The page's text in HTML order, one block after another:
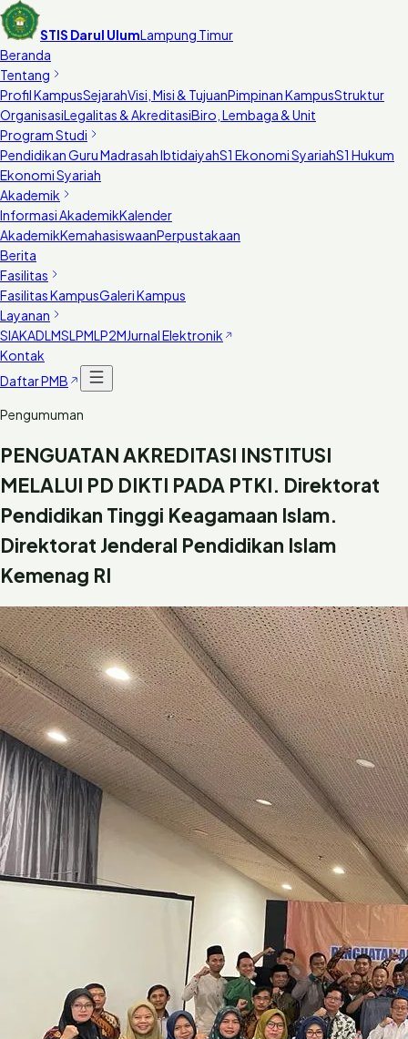
STIS Darul UlumLampung Timur
Beranda
Tentang
Profil KampusSejarahVisi, Misi & TujuanPimpinan KampusStruktur
OrganisasiLegalitas & AkreditasiBiro, Lembaga & Unit
Program Studi
Pendidikan Guru Madrasah IbtidaiyahS1 Ekonomi SyariahS1 Hukum
Ekonomi Syariah
Akademik
Informasi AkademikKalender
AkademikKemahasiswaanPerpustakaan
Berita
Fasilitas
Fasilitas KampusGaleri Kampus
Layanan
SIAKADLMSLPMLP2MJurnal Elektronik
Kontak
Daftar PMB
Pengumuman
PENGUATAN AKREDITASI INSTITUSI
MELALUI PD DIKTI PADA PTKI. Direktorat
Pendidikan Tinggi Keagamaan Islam.
Direktorat Jenderal Pendidikan Islam
Kemenag RI